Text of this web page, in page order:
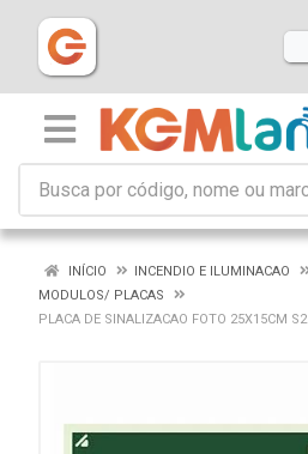
INÍCIO
INCENDIO E ILUMINACAO
MODULOS/ PLACAS
PLACA DE SINALIZACAO FOTO 25X15CM S2